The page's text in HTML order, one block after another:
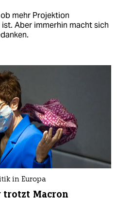
mehr Projektion
Aber immerhin macht sich
in Europa
trotzt Macron